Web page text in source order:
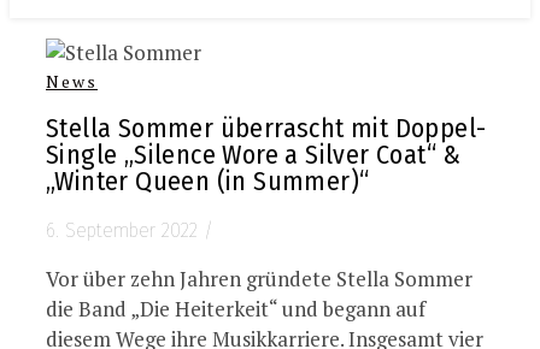
News
Stella Sommer überrascht mit Doppel-
Single „Silence Wore a Silver Coat“ &
„Winter Queen (in Summer)“
6. September 2022 /
Vor über zehn Jahren gründete Stella Sommer
die Band „Die Heiterkeit“ und begann auf
diesem Wege ihre Musikkarriere. Insgesamt vier